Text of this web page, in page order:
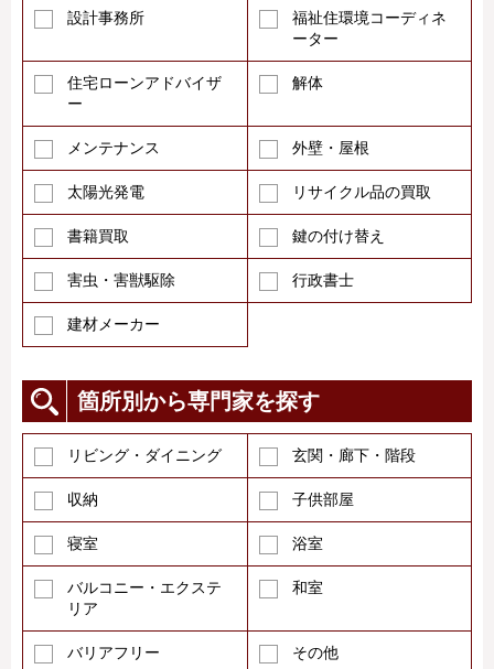
設計事務所
福祉住環境コーディネ
ーター
住宅ローンアドバイザ
ー
解体
メンテナンス 外壁・屋根
太陽光発電 リサイクル品の買取
書籍買取 鍵の付け替え
害虫・害獣駆除 行政書士
建材メーカー
箇所別から専門家を探す
リビング・ダイニング 玄関・廊下・階段
収納 子供部屋
寝室 浴室
バルコニー・エクステ
リア
和室
バリアフリー その他